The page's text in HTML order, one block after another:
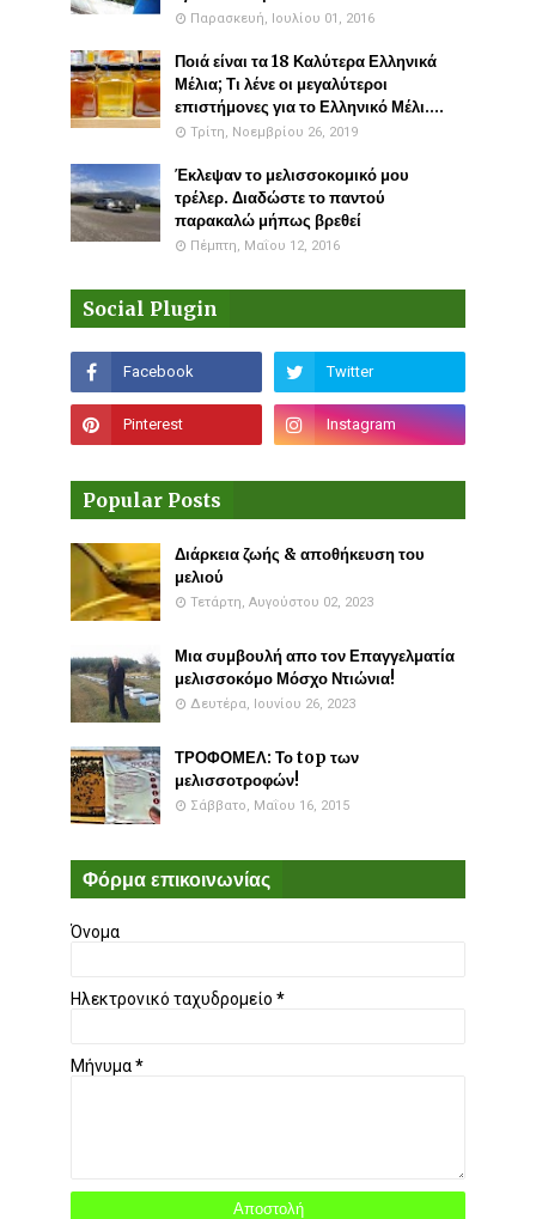
Παρασκευή, Ιουλίου 01, 2016
Ποιά είναι τα 18 Καλύτερα Ελληνικά
Μέλια; Τι λένε οι μεγαλύτεροι
επιστήμονες για το Ελληνικό Μέλι....
Τρίτη, Νοεμβρίου 26, 2019
Έκλεψαν το μελισσοκομικό μου
τρέλερ. Διαδώστε το παντού
παρακαλώ μήπως βρεθεί
Πέμπτη, Μαΐου 12, 2016
Social Plugin
Popular Posts
Διάρκεια ζωής & αποθήκευση του
μελιού
Τετάρτη, Αυγούστου 02, 2023
Μια συμβουλή απο τον Επαγγελματία
μελισσοκόμο Μόσχο Ντιώνια!
Δευτέρα, Ιουνίου 26, 2023
ΤΡΟΦΟΜΕΛ: Το top των
μελισσοτροφών!
Σάββατο, Μαΐου 16, 2015
Φόρμα επικοινωνίας
Όνομα
Ηλεκτρονικό ταχυδρομείο *
Μήνυμα*